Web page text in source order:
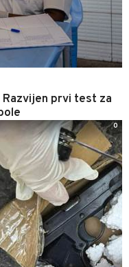
prvi test za
0